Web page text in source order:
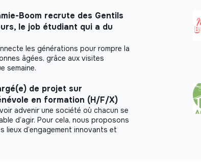
Boom recrute des Gentils
le job étudiant qui a du
les générations pour rompre la
âgées, grâce aux visites
semaine.
de projet sur
en formation (H/F/X)
advenir une société où chacun se
d’agir. Pour cela, nous proposons
lieux d’engagement innovants et